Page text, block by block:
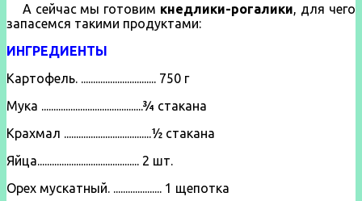
А сейчас мы готовим кнедлики-рогалики, для чего
запасемся такими продуктами:
ИНГРЕДИЕНТЫ
Картофель. ............................... 750 г
Мука ..........................................¾ стакана
Крахмал ....................................½ стакана
Яйца.......................................... 2 шт.
Орех мускатный. .................... 1 щепотка